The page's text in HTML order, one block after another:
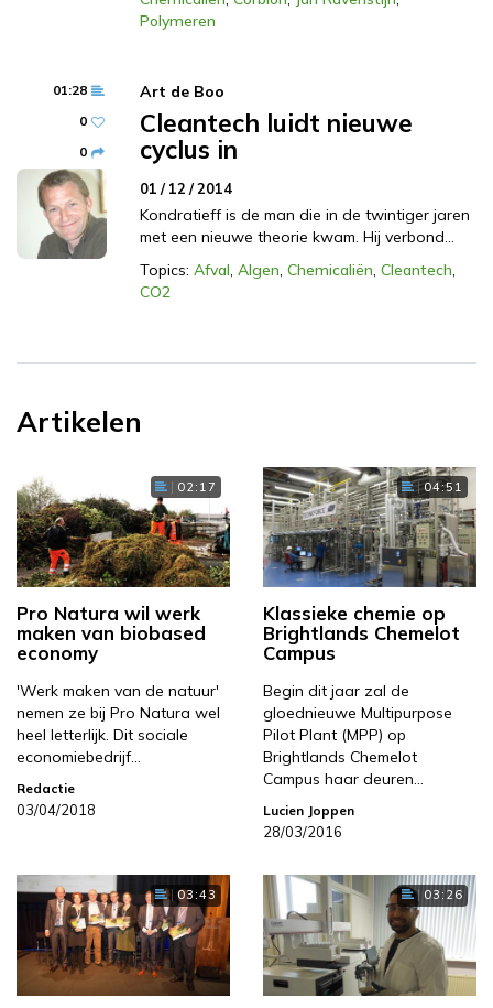
Polymeren
01:28
0
0
Art de Boo
Cleantech luidt nieuwe
cyclus in
01 / 12 / 2014
Kondratieff is de man die in de twintiger jaren
met een nieuwe theorie kwam. Hij verbond…
Topics: Afval, Algen, Chemicaliën, Cleantech,
CO2
Artikelen
02:17
Pro Natura wil werk
maken van biobased
economy
'Werk maken van de natuur'
nemen ze bij Pro Natura wel
heel letterlijk. Dit sociale
economiebedrijf…
Redactie
03/04/2018
04:51
Klassieke chemie op
Brightlands Chemelot
Campus
Begin dit jaar zal de
gloednieuwe Multipurpose
Pilot Plant (MPP) op
Brightlands Chemelot
Campus haar deuren…
Lucien Joppen
28/03/2016
03:43 03:26